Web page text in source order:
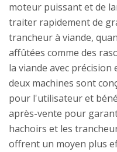
moteur puissant et de
traiter rapidement de
trancheur à viande,
affûtées comme des
la viande avec
deux machines sont
pour l'utilisateur et
après-vente pour
hachoirs et les
offrent un moyen plus